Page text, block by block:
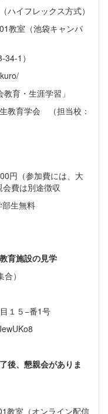
ハイフレックス方式）
教室（池袋キャンパ
1）
育・生涯学習」
教育学会 （担当校：
円（参加費には、大
費は別途徴収
生無料
育施設の見学
）
１５−番1号
後、懇親会がありま
室（オンライン配信